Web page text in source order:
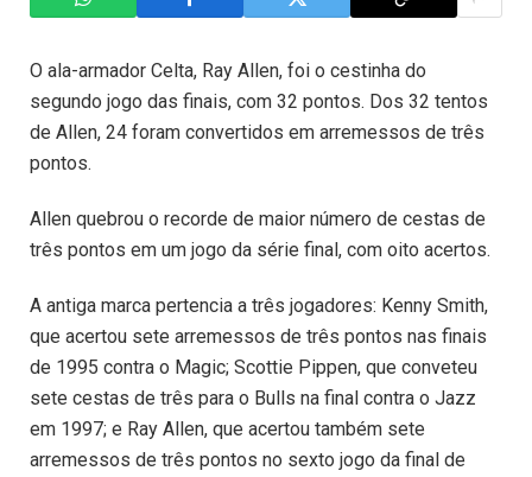
O ala-armador Celta, Ray Allen, foi o cestinha do
segundo jogo das finais, com 32 pontos. Dos 32 tentos
de Allen, 24 foram convertidos em arremessos de três
pontos.
Allen quebrou o recorde de maior número de cestas de
três pontos em um jogo da série final, com oito acertos.
A antiga marca pertencia a três jogadores: Kenny Smith,
que acertou sete arremessos de três pontos nas finais
de 1995 contra o Magic; Scottie Pippen, que conveteu
sete cestas de três para o Bulls na final contra o Jazz
em 1997; e Ray Allen, que acertou também sete
arremessos de três pontos no sexto jogo da final de